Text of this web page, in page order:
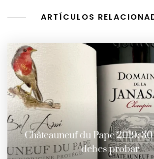
ARTÍCULOS
Châteauneuf du Pape 2019:
debes probar